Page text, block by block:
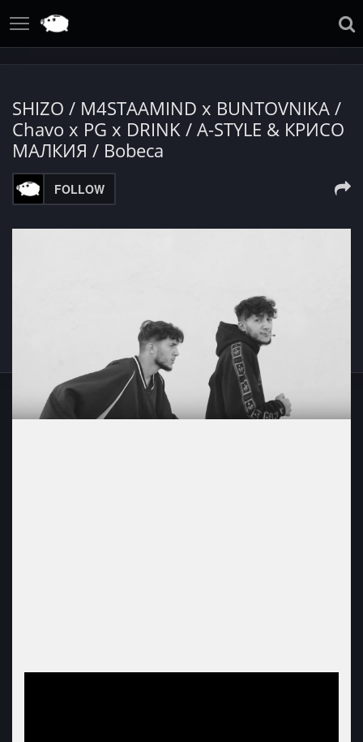
SHIZO / M4STAAMIND x BUNTOVNIKA /
Chavo x PG x DRINK / A-STYLE & КРИСО
МАЛКИЯ / Bobeca
FOLLOW